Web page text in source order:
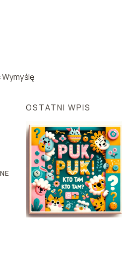
OSTATNI WPIS